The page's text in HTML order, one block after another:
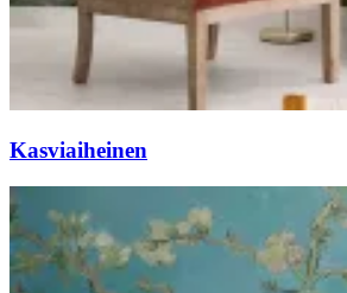
Kasviaiheinen